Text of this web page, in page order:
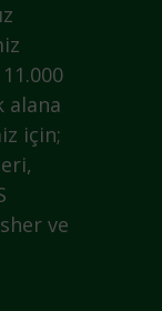
alana
için;
ve